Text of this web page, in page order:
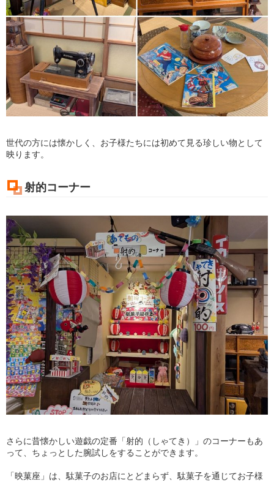
世代の方には懐かしく、お子様たちには初めて見る珍しい物として
映ります。
射的コーナー
さらに昔懐かしい遊戯の定番「射的（しゃてき）」のコーナーもあ
って、ちょっとした腕試しをすることができます。
「映菓座」は、駄菓子のお店にとどまらず、駄菓子を通じてお子様